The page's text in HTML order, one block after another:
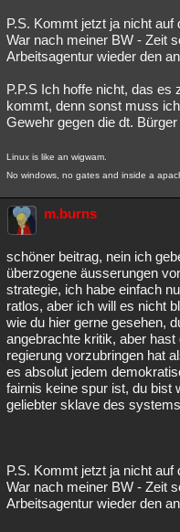
P.S. Kommt jetzt ja nicht
War nach meiner BW - Zeit
Arbeitsagentur wieder den
P.P.S Ich hoffe nicht, das
kommt, denn sonst muss
Gewehr gegen die dt.
Linux is like an wigwam.
No windows, no gates and inside a
m.burns
schöner beitrag, nein ich
überzogene äusserungen
strategie, ich habe einfach
ratlos, aber ich will es nicht
wie du hier gerne gesehen,
angebrachte kritik, aber
regierung vorzubringen hat
es absolut jedem
fairnis keine spur ist, du bist
geliebter sklave des
P.S. Kommt jetzt ja nicht
War nach meiner BW - Zeit
Arbeitsagentur wieder den